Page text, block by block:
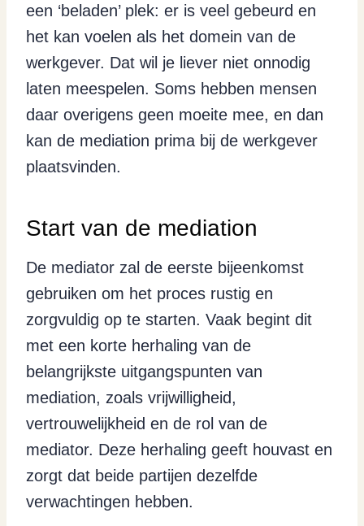
een ‘beladen’ plek: er is veel gebeurd en
het kan voelen als het domein van de
werkgever. Dat wil je liever niet onnodig
laten meespelen. Soms hebben mensen
daar overigens geen moeite mee, en dan
kan de mediation prima bij de werkgever
plaatsvinden.
Start van de mediation
De mediator zal de eerste bijeenkomst
gebruiken om het proces rustig en
zorgvuldig op te starten. Vaak begint dit
met een korte herhaling van de
belangrijkste uitgangspunten van
mediation, zoals vrijwilligheid,
vertrouwelijkheid en de rol van de
mediator. Deze herhaling geeft houvast en
zorgt dat beide partijen dezelfde
verwachtingen hebben.